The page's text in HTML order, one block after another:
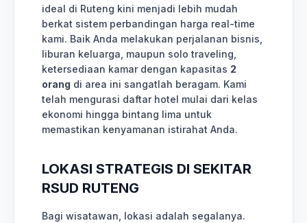
ideal di Ruteng kini menjadi lebih mudah
berkat sistem perbandingan harga real-time
kami. Baik Anda melakukan perjalanan bisnis,
liburan keluarga, maupun solo traveling,
ketersediaan kamar dengan kapasitas 2
orang di area ini sangatlah beragam. Kami
telah mengurasi daftar hotel mulai dari kelas
ekonomi hingga bintang lima untuk
memastikan kenyamanan istirahat Anda.
LOKASI STRATEGIS DI SEKITAR
RSUD RUTENG
Bagi wisatawan, lokasi adalah segalanya.